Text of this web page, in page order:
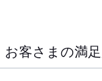
客さまの満